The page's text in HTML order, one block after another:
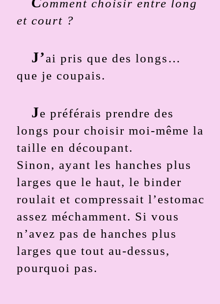
omment choisir entre long
et court ?
J’ai pris que des longs…
que je coupais.
Je préférais prendre des
longs pour choisir moi-même la
taille en découpant.
Sinon, ayant les hanches plus
larges que le haut, le binder
roulait et compressait l’estomac
assez méchamment. Si vous
n’avez pas de hanches plus
larges que tout au-dessus,
pourquoi pas.